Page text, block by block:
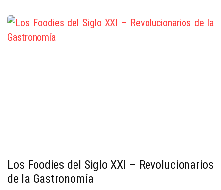
Los Foodies del Siglo XXI – Revolucionarios
de la Gastronomía